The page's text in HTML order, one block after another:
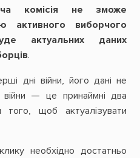
комісія не зможе
активного виборчого
актуальних даних
.
дні війни, його дані не
— це принаймні два
того, щоб актуалізувати
необхідно достатньо